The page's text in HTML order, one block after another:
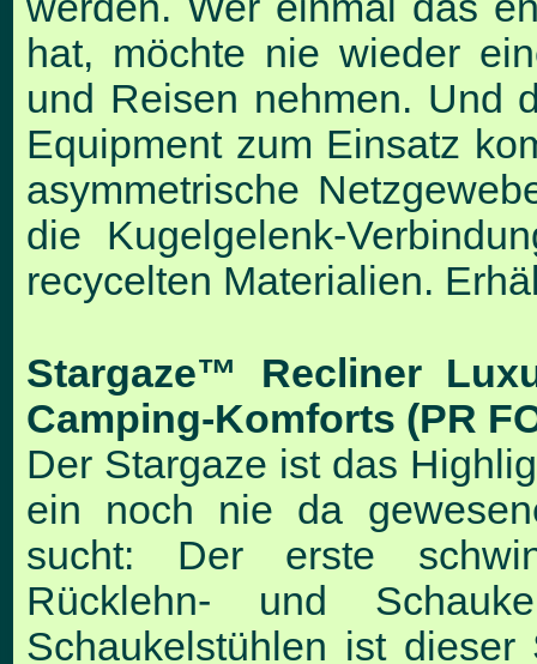
hat, möchte nie wieder
und Reisen nehmen. Und
Equipment zum Einsatz
asymmetrische
die Kugelgelenk-
recycelten Materialien.
Stargaze™ Recliner
Camping-Komforts (PR
Der Stargaze ist das
ein noch nie da
sucht: Der erste
Rücklehn- und
Schaukelstühlen ist